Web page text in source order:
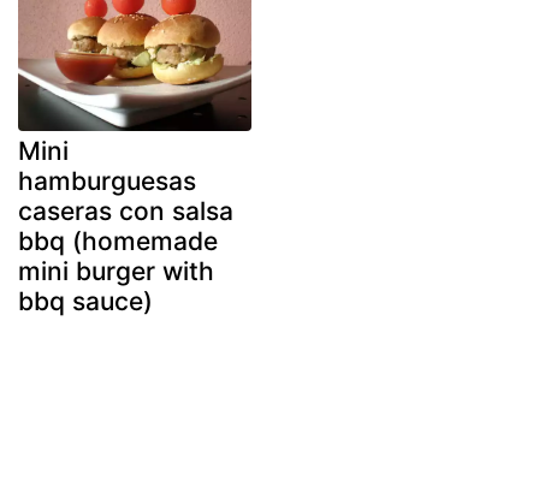
Mini
hamburguesas
caseras con salsa
bbq (homemade
mini burger with
bbq sauce)